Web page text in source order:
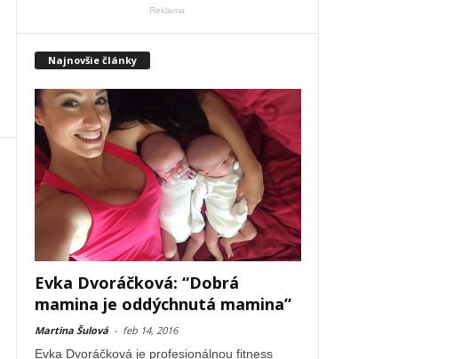
Reklama
Najnovšie články
Evka Dvoráčková: “Dobrá
mamina je oddýchnutá mamina”
Martina Šulová - feb 14, 2016
Evka Dvoráčková je profesionálnou fitness